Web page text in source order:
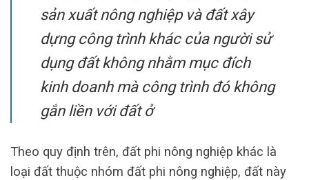
sản xuất nông nghiệp và đất xây
dựng công trình khác của người sử
dụng đất không nhằm mục đích
kinh doanh mà công trình đó không
gắn liền với đất ở
Theo quy định trên, đất phi nông nghiệp khác là
loại đất thuộc nhóm đất phi nông nghiệp, đất này